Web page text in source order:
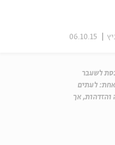
06.10.15
לשעבר
לעתים
והזדהות, אך